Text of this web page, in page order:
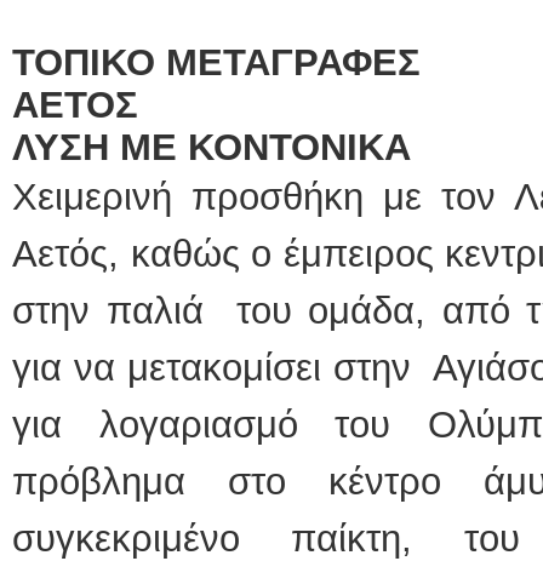
ΤΟΠΙΚΟ ΜΕΤΑΓΡΑΦΕΣ
ΑΕΤΟΣ
ΛΥΣΗ ΜΕ ΚΟΝΤΟΝΙΚΑ
Χειμερινή προσθήκη με τον
Αετός, καθώς ο έμπειρος
στην παλιά του ομάδα, από
για να μετακομίσει στην
για λογαριασμό του
πρόβλημα στο κέντρο
συγκεκριμένο παίκτη,